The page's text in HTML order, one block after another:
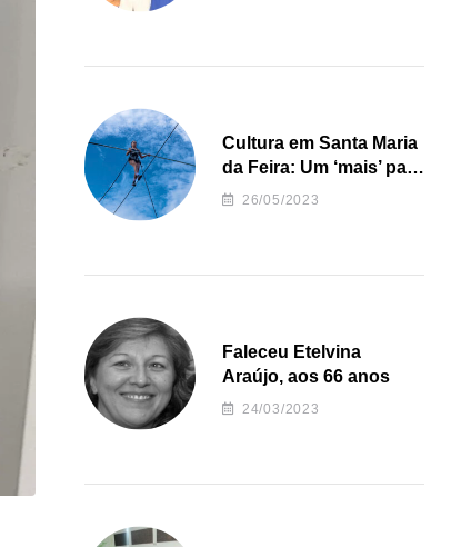
Cultura em Santa Maria
da Feira: Um ‘mais’ para
o Concelho
26/05/2023
Faleceu Etelvina
Araújo, aos 66 anos
24/03/2023